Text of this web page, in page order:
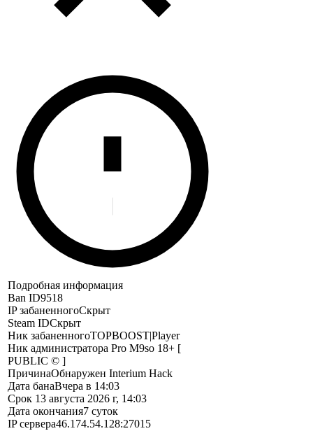
Подробная информация
Ban ID9518
IP забаненногоСкрыт
Steam IDСкрыт
Ник забаненногоTOPBOOST|Player
Ник администратора Pro M9so 18+ [
PUBLIC © ]
ПричинаОбнаружен Interium Hack
Дата банаВчера в 14:03
Срок 13 августа 2026 г, 14:03
Дата окончания7 суток
IP сервера46.174.54.128:27015